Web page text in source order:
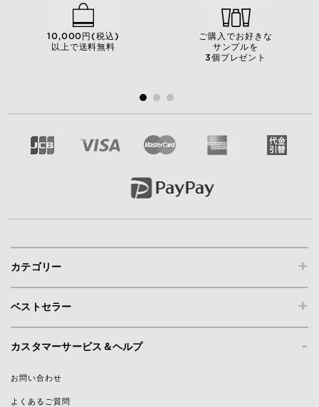
10,000円(税込)
以上で送料無料
ご購入でお好きな
サンプルを
3個プレゼント
+
カテゴリー
+
ベストセラー
-
カスタマーサービス＆ヘルプ
お問い合わせ
よくあるご質問